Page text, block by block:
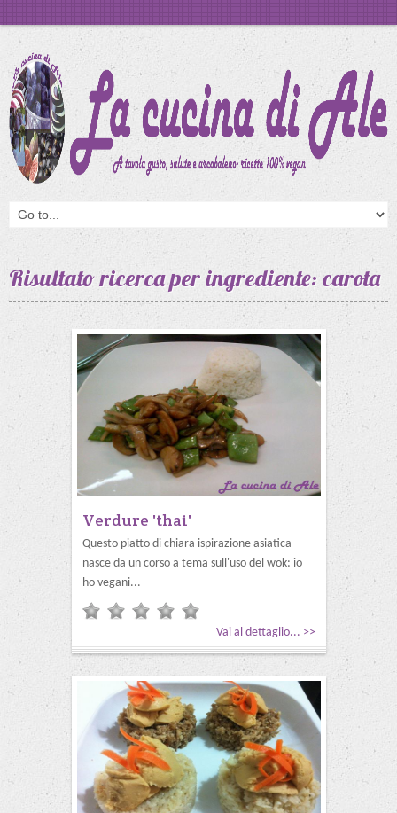
Risultato ricerca per ingrediente: carota
Verdure 'thai'
Questo piatto di chiara ispirazione asiatica
nasce da un corso a tema sull'uso del wok: io
ho vegani...
Vai al dettaglio... >>